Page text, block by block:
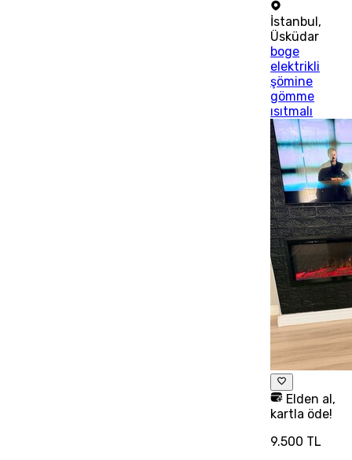
İstanbul,
Üsküdar
boge
elektrikli
şömine
gömme
ısıtmalı
Elden al,
kartla öde!
9.500 TL